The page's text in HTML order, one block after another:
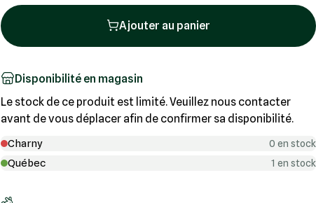
Ajouter au panier
Disponibilité en magasin
Le stock de ce produit est limité. Veuillez nous contacter
avant de vous déplacer afin de confirmer sa disponibilité.
Charny 0 en stock
Québec 1 en stock